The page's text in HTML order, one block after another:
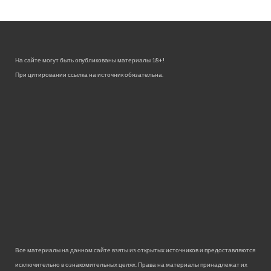
На сайте могут быть опубликованы материалы 18+!
При цитировании ссылка на источник обязательна.
Все материалы на данном сайте взяты из открытых источников и предоставляются
исключительно в ознакомительных целях. Права на материалы принадлежат их